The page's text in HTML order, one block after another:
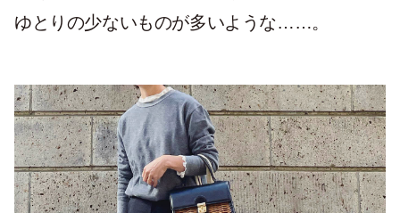
ゆとりの少ないものが多いような……。